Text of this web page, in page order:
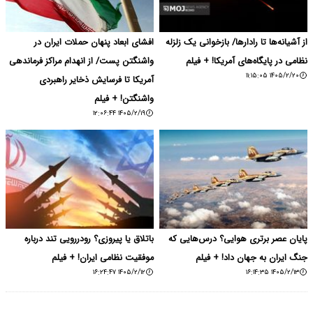
از آشیانه‌ها تا رادارها/ بازخوانی یک زلزله
نظامی در پایگاه‌های آمریکا! + فیلم
۱۴۰۵/۲/۲۰ ۱۱:۱۵:۰۵
افشای ابعاد پنهان حملات ایران در
واشنگتن پست/ از انهدام مراکز فرماندهی
آمریکا تا فرسایش ذخایر راهبردی
واشنگتن! + فیلم
۱۴۰۵/۲/۱۹ ۱۲:۰۶:۴۴
پایان عصر برتری هوایی؟ درس‌هایی که
جنگ ایران به جهان داد! + فیلم
۱۴۰۵/۲/۱۳ ۱۶:۱۴:۳۵
باتلاق یا پیروزی؟ رودررویی تند درباره
موفقیت نظامی ایران! + فیلم
۱۴۰۵/۲/۱۲ ۱۶:۲۴:۴۷